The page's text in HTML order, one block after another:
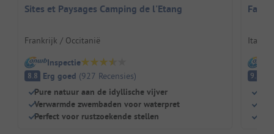
Sites et Paysages Camping de l'Etang
Frankrijk / Occitanië
Inspectie
8.8 Erg goed (927 Recensies)
Pure natuur aan de idyllische vijver
Verwarmde zwembaden voor waterpret
Perfect voor rustzoekende stellen
Italië /
9.2